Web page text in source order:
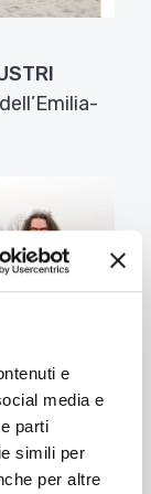
e
media e
parti
simili per
per altre
nel
non
B. C., un
di famiglia.
ch’io abbia
d’altro.
che mi
dico.
estrema